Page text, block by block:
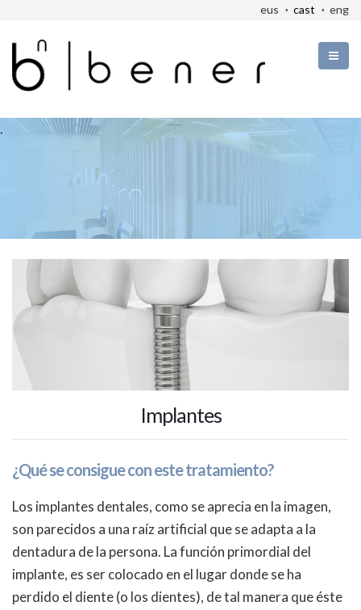
eus cast eng
.
Implantes
¿Qué se consigue con este tratamiento?
Los implantes dentales, como se aprecia en la imagen,
son parecidos a una raíz artificial que se adapta a la
dentadura de la persona. La función primordial del
implante, es ser colocado en el lugar donde se ha
perdido el diente (o los dientes), de tal manera que éste